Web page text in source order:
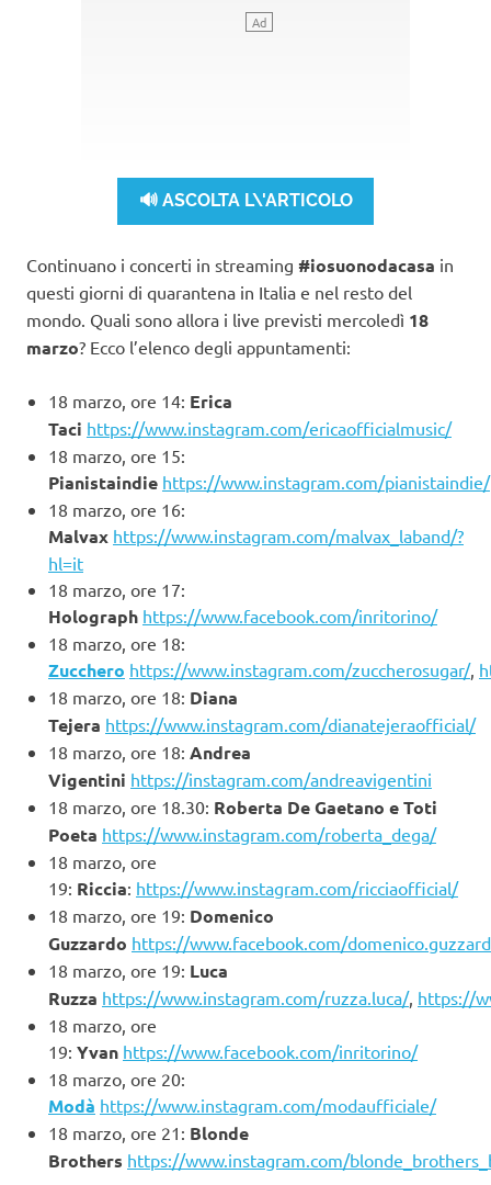
🔊 ASCOLTA L\'ARTICOLO
Continuano i concerti in streaming #iosuonodacasa in
questi giorni di quarantena in Italia e nel resto del
mondo. Quali sono allora i live previsti mercoledì 18
marzo? Ecco l’elenco degli appuntamenti:
18 marzo, ore 14: Erica
Taci https://www.instagram.com/ericaofficialmusic/
18 marzo, ore 15:
Pianistaindie https://www.instagram.com/pianistaindie/
18 marzo, ore 16:
Malvax https://www.instagram.com/malvax_laband/?
hl=it
18 marzo, ore 17:
Holograph https://www.facebook.com/inritorino/
18 marzo, ore 18:
Zucchero https://www.instagram.com/zuccherosugar/,
18 marzo, ore 18: Diana
Tejera https://www.instagram.com/dianatejeraofficial/
18 marzo, ore 18: Andrea
Vigentini https://instagram.com/andreavigentini
18 marzo, ore 18.30: Roberta De Gaetano e Toti
Poeta https://www.instagram.com/roberta_dega/
18 marzo, ore
19: Riccia: https://www.instagram.com/ricciaofficial/
18 marzo, ore 19: Domenico
Guzzardo https://www.facebook.com/
18 marzo, ore 19: Luca
Ruzza https://www.instagram.com/ruzza.luca/, https://
18 marzo, ore
19: Yvan https://www.facebook.com/inritorino/
18 marzo, ore 20:
Modà https://www.instagram.com/modaufficiale/
18 marzo, ore 21: Blonde
Brothers https://www.instagram.com/